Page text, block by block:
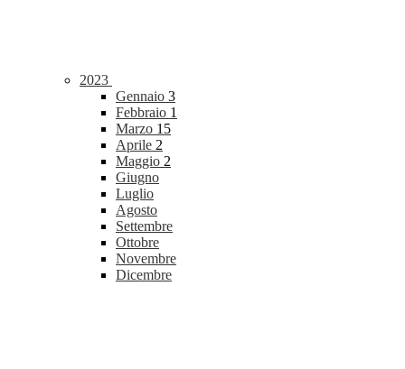
2023
Gennaio 3
Febbraio 1
Marzo 15
Aprile 2
Maggio 2
Giugno
Luglio
Agosto
Settembre
Ottobre
Novembre
Dicembre